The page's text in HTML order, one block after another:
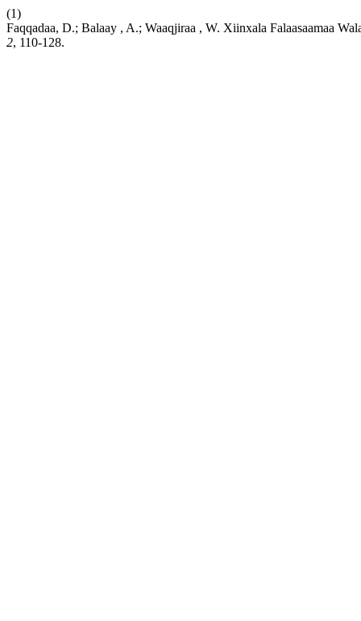
(1)
Faqqadaa, D.; Balaay , A.; Waaqjiraa , W. Xiinxala Falaasaamaa
2, 110-128.